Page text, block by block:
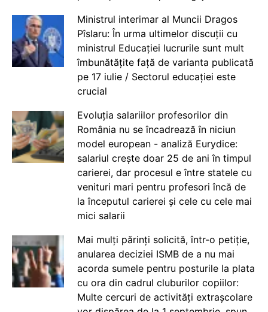
Ministrul interimar al Muncii Dragos
Pîslaru: În urma ultimelor discuții cu
ministrul Educației lucrurile sunt mult
îmbunătățite față de varianta publicată
pe 17 iulie / Sectorul educației este
crucial
Evoluția salariilor profesorilor din
România nu se încadrează în niciun
model european - analiză Eurydice:
salariul crește doar 25 de ani în timpul
carierei, dar procesul e între statele cu
venituri mari pentru profesori încă de
la începutul carierei și cele cu cele mai
mici salarii
Mai mulți părinți solicită, într-o petiție,
anularea deciziei ISMB de a nu mai
acorda sumele pentru posturile la plata
cu ora din cadrul cluburilor copiilor:
Multe cercuri de activități extrașcolare